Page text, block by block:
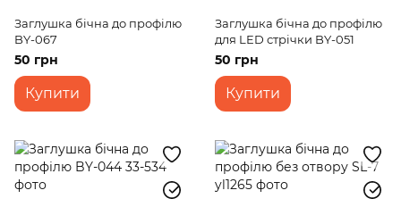
Заглушка бічна до профілю
BY-067
50 грн
Купити
Заглушка бічна до профілю
для LED стрічки BY-051
50 грн
Купити